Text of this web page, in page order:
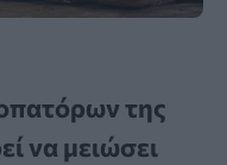
της
να μειώσει